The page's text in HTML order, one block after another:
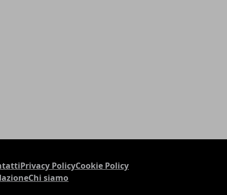
Privacy PolicyCookie Policy
Chi siamo